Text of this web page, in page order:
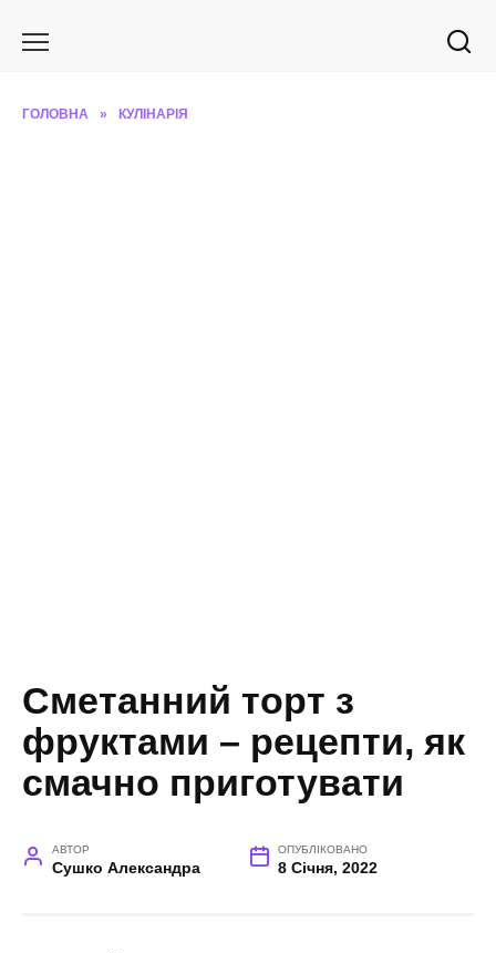
ГОЛОВНА » КУЛІНАРІЯ
Сметанний торт з
фруктами – рецепти, як
смачно приготувати
АВТОР
Сушко Александра
ОПУБЛІКОВАНО
8 Січня, 2022